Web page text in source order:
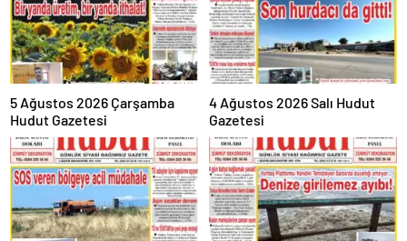
5 Ağustos 2026 Çarşamba
Hudut Gazetesi
4 Ağustos 2026 Salı Hudut
Gazetesi